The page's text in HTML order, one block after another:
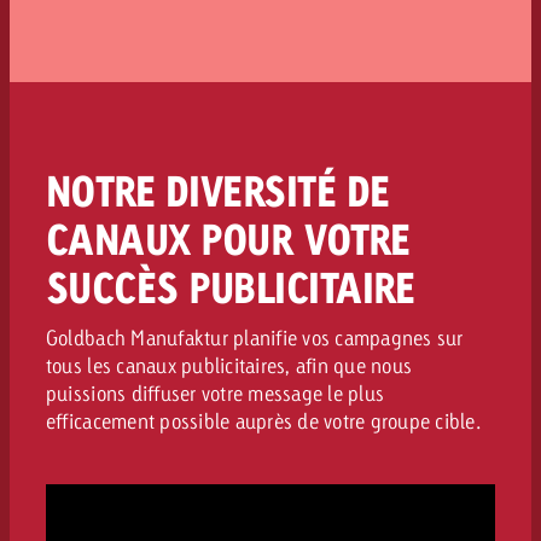
tout moment une vue d’ensemble et nous
d’atteindre vos objectifs de communication et
commerciaux prédéfinis, et pas seulement les
valeurs pures de la performance média.
NOTRE DIVERSITÉ DE
CANAUX POUR VOTRE
SUCCÈS PUBLICITAIRE
Goldbach Manufaktur planifie vos campagnes sur
tous les canaux publicitaires, afin que nous
puissions diffuser votre message le plus
efficacement possible auprès de votre groupe cible.